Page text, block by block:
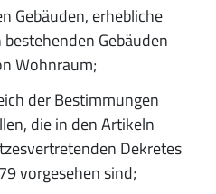
Gebäuden, erhebliche
Gebäuden
Wohnraum;
der Bestimmungen
die in den Artikeln
Dekretes
vorgesehen sind;